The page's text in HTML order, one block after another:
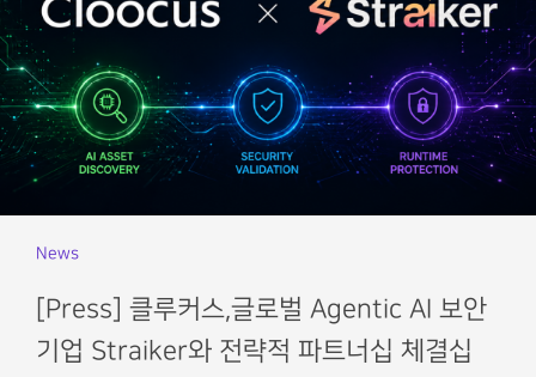
News
[Press] 클루커스,글로벌 Agentic AI 보안
기업 Straiker와 전략적 파트너십 체결십